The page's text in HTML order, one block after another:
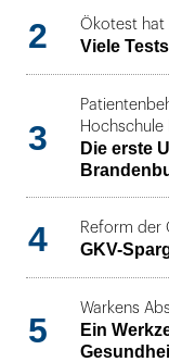
2 Ökotest hat
Viele
3
Hochschule
Die erste
4 Reform der
GKV-
5
Warkens
Ein